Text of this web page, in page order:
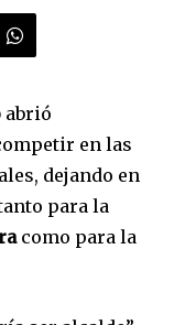
abrió
en las
dejando en
para la
como para la